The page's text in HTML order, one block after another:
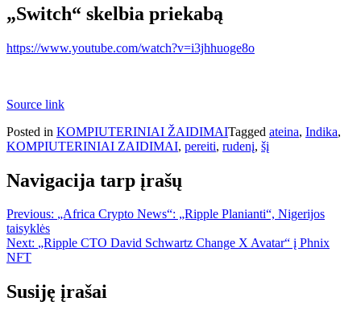
„Switch“ skelbia priekabą
https://www.youtube.com/watch?v=i3jhhuoge8o
Source link
Posted in KOMPIUTERINIAI ŽAIDIMAITagged ateina, Indika,
KOMPIUTERINIAI ZAIDIMAI, pereiti, rudenį, šį
Navigacija tarp įrašų
Previous: „Africa Crypto News“: „Ripple Planianti“, Nigerijos
taisyklės
Next: „Ripple CTO David Schwartz Change X Avatar“ į Phnix
NFT
Susiję įrašai